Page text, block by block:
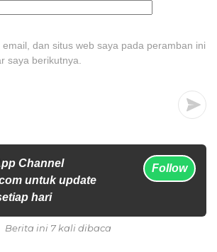
email, dan situs web saya pada peramban ini
saya berikutnya.
Channel
untuk update
hari
Follow
Berita ini 7 kali dibaca